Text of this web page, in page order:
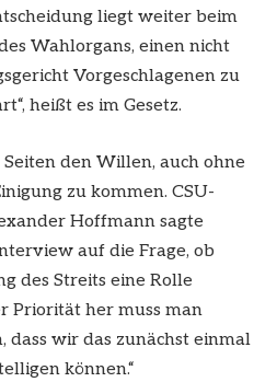
liegt weiter beim
Wahlorgans, einen nicht
Vorgeschlagenen zu
heißt es im Gesetz.
den Willen, auch ohne
zu kommen. CSU-
Hoffmann sagte
auf die Frage, ob
des Streits eine Rolle
Priorität her muss man
dass wir das zunächst einmal
können.“